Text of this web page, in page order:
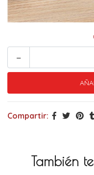
-
Compartir:
También